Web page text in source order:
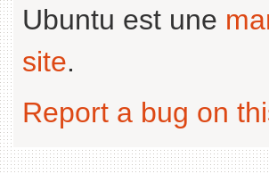
Ubuntu est une
site.
Report a bug on